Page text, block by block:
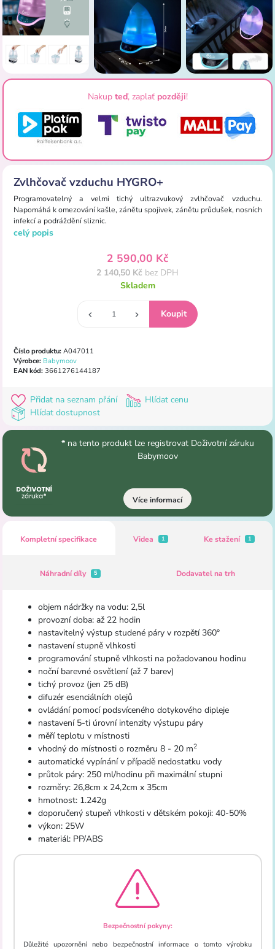
Nakup teď, zaplať později!
Zvlhčovač vzduchu HYGRO+
Programovatelný a velmi tichý ultrazvukový zvlhčovač vzduchu.
Napomáhá k omezování kašle, zánětu spojivek, zánětu průdušek, nosních
infekcí a podráždění sliznic.
celý popis
2 590,00 Kč
2 140,50 Kč bez DPH
Skladem
Číslo produktu:A047011
Výrobce: Babymoov
EAN kód:3661276144187
Přidat na seznam přání
Hlídat cenu
Hlídat dostupnost
*na tento produkt lze registrovat Doživotní záruku
Babymoov
Více informací
Kompletní specifikace Videa 1 Ke stažení 1
Náhradní díly 5 Dodavatel na trh
objem nádržky na vodu: 2,5l
provozní doba: až 22 hodin
nastavitelný výstup studené páry v rozpětí 360°
nastavení stupně vlhkosti
programování stupně vlhkosti na požadovanou hodinu
noční barevné osvětlení (až 7 barev)
tichý provoz (jen 25 dB)
difuzér esenciálních olejů
ovládání pomocí podsvíceného dotykového dipleje
nastavení 5-ti úrovní intenzity výstupu páry
měří teplotu v místnosti
vhodný do místnosti o rozměru 8 - 20 m2
automatické vypínání v případě nedostatku vody
průtok páry: 250 ml/hodinu při maximální stupni
rozměry: 26,8cm x 24,2cm x 35cm
hmotnost: 1.242g
doporučený stupeň vlhkosti v dětském pokoji: 40-50%
výkon: 25W
materiál: PP/ABS
Bezpečnostní pokyny:
Důležité upozornění nebo bezpečnostní informace o tomto výrobku